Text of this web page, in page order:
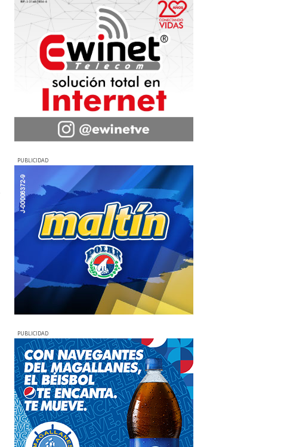
PUBLICIDAD
PUBLICIDAD